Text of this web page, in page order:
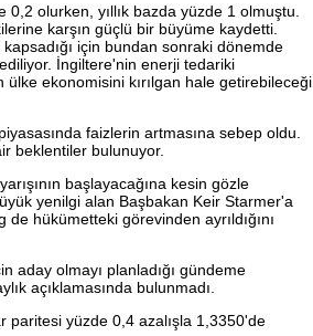
olurken, yıllık bazda yüzde 1 olmuştu.
karşın güçlü bir büyüme kaydetti.
için bundan sonraki dönemde
İngiltere'nin enerji tedariki
ülke ekonomisini kırılgan hale getirebileceği
faizlerin artmasına sebep oldu.
beklentiler bulunuyor.
başlayacağına kesin gözle
yenilgi alan Başbakan Keir Starmer'a
de hükümetteki görevinden ayrıldığını
aday olmayı planladığı gündeme
açıklamasında bulunmadı.
paritesi yüzde 0,4 azalışla 1,3350'de